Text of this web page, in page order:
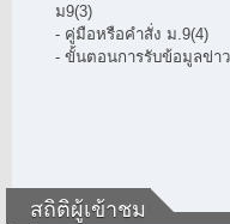
ม9(3)
- คู่มือหรือคำสั่ง ม.9(4)
- ขั้นตอนการรับข้อมูลข่า
สถิติผู้เข้าชม